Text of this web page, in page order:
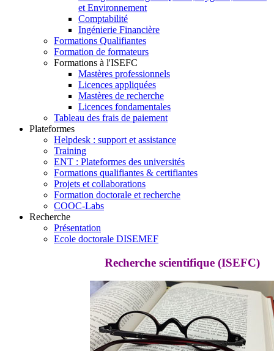
et Environnement
Comptabilité
Ingénierie Financière
Formations Qualifiantes
Formation de formateurs
Formations à l'ISEFC
Mastères professionnels
Licences appliquées
Mastères de recherche
Licences fondamentales
Tableau des frais de paiement
Plateformes
Helpdesk : support et assistance
Training
ENT : Plateformes des universités
Formations qualifiantes & certifiantes
Projets et collaborations
Formation doctorale et recherche
COOC-Labs
Recherche
Présentation
Ecole doctorale DISEMEF
Recherche scientifique (ISEFC)